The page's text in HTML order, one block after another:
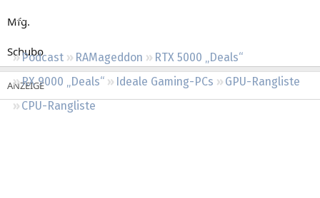
Regeln
Podcast RAMageddon
RTX 5000 „Deals“
RX 9000 „Deals“
Ideale Gaming-PCs
GPU-Rangliste
CPU-Rangliste
Mfg.
Schubo